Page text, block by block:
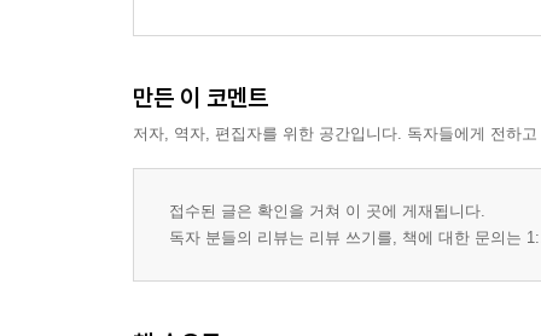
TouchPainter 앱의 서로 다른 캔버스 생성하기
요약
코코아 터치 프레임워크의 추상 팩토리 사용
만든 이 코멘트
저자, 역자, 편집자를 위한 공간입니다. 독자들에게 전하
접수된 글은 확인을 거쳐 이 곳에 게재됩니다.
독자 분들의 리뷰는 리뷰 쓰기를, 책에 대한 문의는